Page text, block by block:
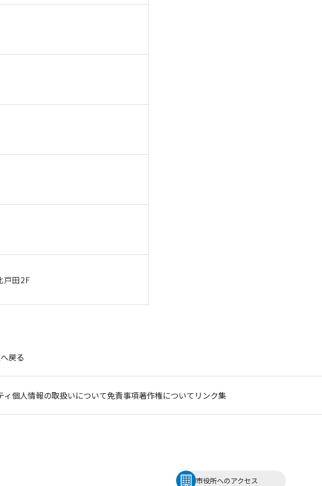
田2F
戻る
ィ個人情報の取扱いについて免責事項著作権について リンク集
市役所へのアクセス